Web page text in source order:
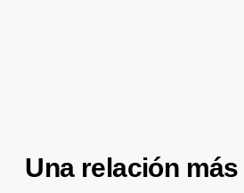
Una relación más